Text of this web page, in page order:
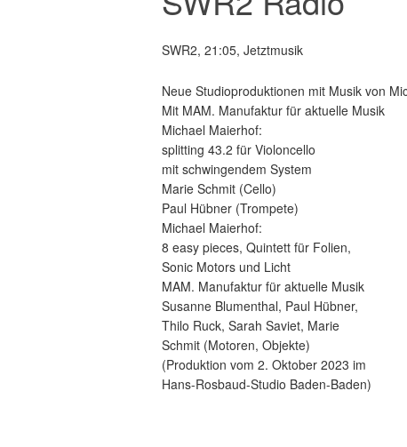
SWR2, 21:05, Jetztmusik
Neue Studioproduktionen mit Musik von
Mit MAM. Manufaktur für aktuelle Musik
Michael Maierhof:
splitting 43.2 für Violoncello
mit schwingendem System
Marie Schmit (Cello)
Paul Hübner (Trompete)
Michael Maierhof:
8 easy pieces, Quintett für Folien,
Sonic Motors und Licht
MAM. Manufaktur für aktuelle Musik
Susanne Blumenthal, Paul Hübner,
Thilo Ruck, Sarah Saviet, Marie
Schmit (Motoren, Objekte)
(Produktion vom 2. Oktober 2023 im
Hans-Rosbaud-Studio Baden-Baden)